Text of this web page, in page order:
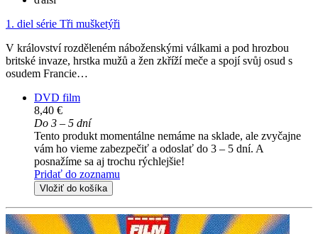
1. diel série Tři mušketýři
V království rozděleném náboženskými válkami a pod hrozbou
britské invaze, hrstka mužů a žen zkříží meče a spojí svůj osud s
osudem Francie…
DVD film
8,40 €
Do 3 – 5 dní
Tento produkt momentálne nemáme na sklade, ale zvyčajne
vám ho vieme zabezpečiť a odoslať do 3 – 5 dní. A
posnažíme sa aj trochu rýchlejšie!
Pridať do zoznamu
Vložiť do košíka